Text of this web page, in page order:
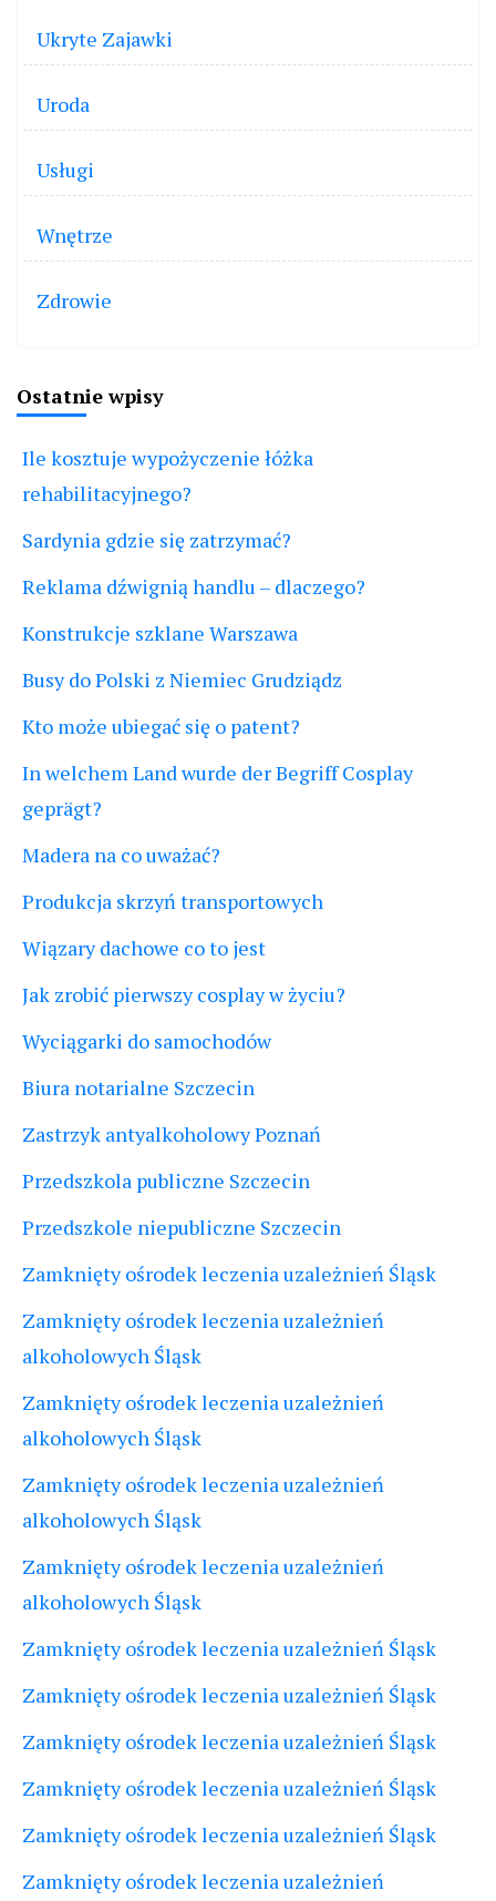
Ukryte Zajawki
Uroda
Usługi
Wnętrze
Zdrowie
Ostatnie wpisy
Ile kosztuje wypożyczenie łóżka
rehabilitacyjnego?
Sardynia gdzie się zatrzymać?
Reklama dźwignią handlu – dlaczego?
Konstrukcje szklane Warszawa
Busy do Polski z Niemiec Grudziądz
Kto może ubiegać się o patent?
In welchem Land wurde der Begriff Cosplay
geprägt?
Madera na co uważać?
Produkcja skrzyń transportowych
Wiązary dachowe co to jest
Jak zrobić pierwszy cosplay w życiu?
Wyciągarki do samochodów
Biura notarialne Szczecin
Zastrzyk antyalkoholowy Poznań
Przedszkola publiczne Szczecin
Przedszkole niepubliczne Szczecin
Zamknięty ośrodek leczenia uzależnień Śląsk
Zamknięty ośrodek leczenia uzależnień
alkoholowych Śląsk
Zamknięty ośrodek leczenia uzależnień
alkoholowych Śląsk
Zamknięty ośrodek leczenia uzależnień
alkoholowych Śląsk
Zamknięty ośrodek leczenia uzależnień
alkoholowych Śląsk
Zamknięty ośrodek leczenia uzależnień Śląsk
Zamknięty ośrodek leczenia uzależnień Śląsk
Zamknięty ośrodek leczenia uzależnień Śląsk
Zamknięty ośrodek leczenia uzależnień Śląsk
Zamknięty ośrodek leczenia uzależnień Śląsk
Zamknięty ośrodek leczenia uzależnień